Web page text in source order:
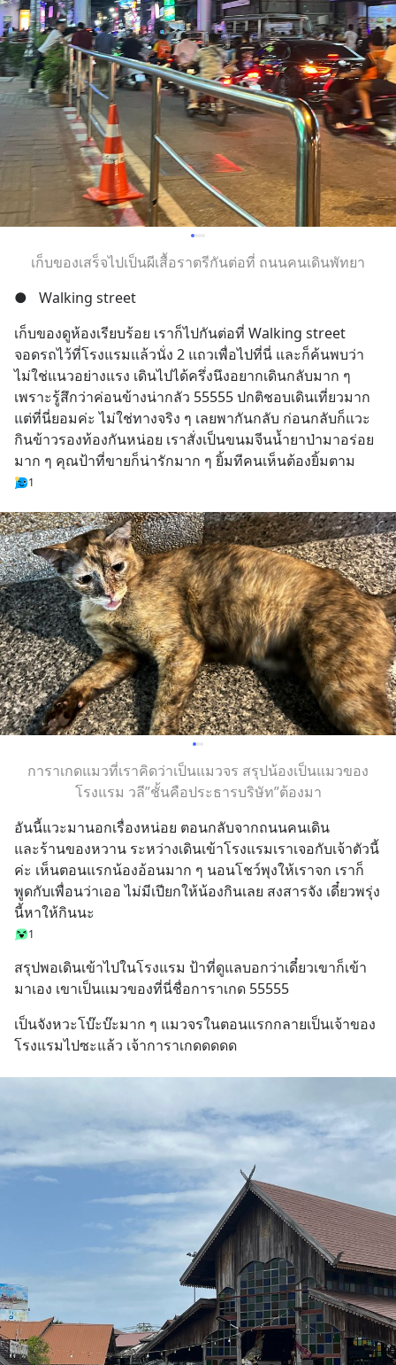
เก็บของเสร็จไปเป็นผีเสื้อราตรีกันต่อที่ ถนนคนเดินพัทยา
●
Walking street
เก็บของดูห้องเรียบร้อย เราก็ไปกันต่อที่ Walking street
จอดรถไว้ที่โรงแรมแล้วนั่ง 2 แถวเพื่อไปที่นี่ และก็ค้นพบว่า
ไม่ใช่แนวอย่างแรง เดินไปได้ครึ่งนึงอยากเดินกลับมาก ๆ
เพราะรู้สึกว่าค่อนข้างน่ากลัว 55555 ปกติชอบเดินเที่ยวมาก
แต่ที่นี่ยอมค่ะ ไม่ใช่ทางจริง ๆ เลยพากันกลับ ก่อนกลับก็แวะ
กินข้าวรองท้องกันหน่อย เราสั่งเป็นขนมจีนน้ำยาป่ามาอร่อย
มาก ๆ คุณป้าที่ขายก็น่ารักมาก ๆ ยิ้มทีคนเห็นต้องยิ้มตาม
1
การาเกดแมวที่เราคิดว่าเป็นแมวจร สรุปน้องเป็นแมวของ
โรงแรม วลี”ชั้นคือประธารบริษัท”ต้องมา
อันนี้แวะมานอกเรื่องหน่อย ตอนกลับจากถนนคนเดิน
และร้านของหวาน ระหว่างเดินเข้าโรงแรมเราเจอกับเจ้าตัวนี้
ค่ะ เห็นตอนแรกน้องอ้อนมาก ๆ นอนโชว์พุงให้เราจก เราก็
พูดกับเพื่อนว่าเออ ไม่มีเปียกให้น้องกินเลย สงสารจัง เดี๋ยวพรุ่ง
นี้หาให้กินนะ
1
สรุปพอเดินเข้าไปในโรงแรม ป้าที่ดูแลบอกว่าเดี๋ยวเขาก็เข้า
มาเอง เขาเป็นแมวของที่นี่ชื่อการาเกด 55555
เป็นจังหวะโบ๊ะบ๊ะมาก ๆ แมวจรในตอนแรกกลายเป็นเจ้าของ
โรงแรมไปซะแล้ว เจ้าการาเกดดดดด